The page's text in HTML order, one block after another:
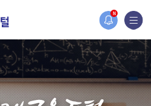
N
되었습니다.
이지가 새롭게 개설되었습니다.